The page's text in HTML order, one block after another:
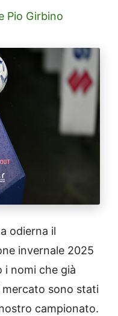
Pio Girbino
odierna il
invernale 2025
i nomi che già
mercato sono stati
campionato.